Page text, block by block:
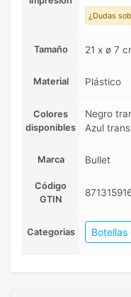
¿Dudas
Tamaño 21 x ø 7
Material Plástico
Colores
disponibles
Negro
Azul
Marca Bullet
Código
GTIN
Categorias